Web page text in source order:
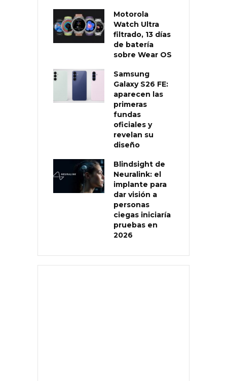
Motorola
Watch Ultra
filtrado, 13 días
de batería
sobre Wear OS
Samsung
Galaxy S26 FE:
aparecen las
primeras
fundas
oficiales y
revelan su
diseño
Blindsight de
Neuralink: el
implante para
dar visión a
personas
ciegas iniciaría
pruebas en
2026